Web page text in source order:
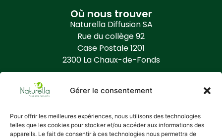
Gérer le consentement
Pour offrir les meilleures expériences, nous utilisons des technologies
telles que les cookies pour stocker et/ou accéder aux informations des
appareils. Le fait de consentir à ces technologies nous permettra de
Où nous trouver
Naturella Diffusion SA
Rue du collège 92
Case Postale 1201
2300 La Chaux-de-Fonds
Contact
https://www.naturella.ch